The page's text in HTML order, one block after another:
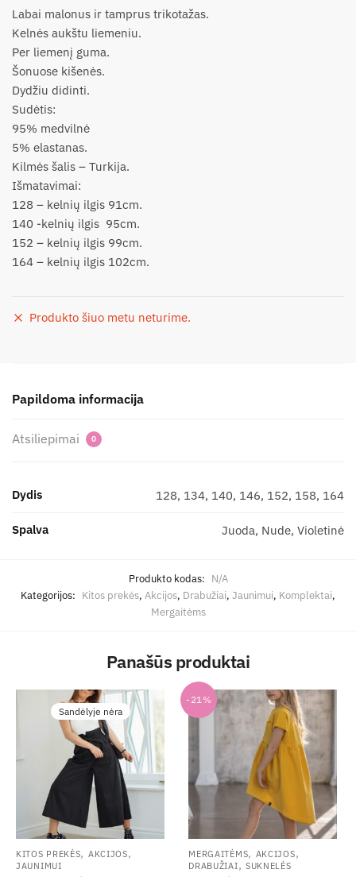
Labai malonus ir tamprus trikotažas.
Kelnės aukštu liemeniu.
Per liemenį guma.
Šonuose kišenės.
Dydžiu didinti.
Sudėtis:
95% medvilnė
5% elastanas.
Kilmės šalis – Turkija.
Išmatavimai:
128 – kelnių ilgis 91cm.
140 -kelnių ilgis 95cm.
152 – kelnių ilgis 99cm.
164 – kelnių ilgis 102cm.
Produkto šiuo metu neturime.
Papildoma informacija
Atsiliepimai 0
Dydis 128, 134, 140, 146, 152, 158, 164
Spalva Juoda, Nude, Violetinė
Produkto kodas: N/A
Kategorijos: Kitos prekės, Akcijos, Drabužiai, Jaunimui, Komplektai,
Mergaitėms
Panašūs produktai
Sandėlyje nėra
KITOS PREKĖS, AKCIJOS,
JAUNIMUI
-21%
MERGAITĖMS, AKCIJOS,
DRABUŽIAI, SUKNELĖS